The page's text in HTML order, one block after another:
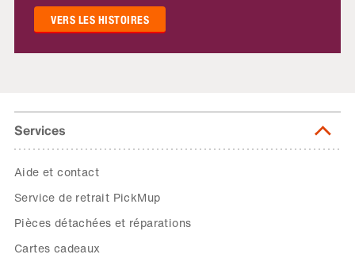
VERS LES HISTOIRES
Services
Aide et contact
Service de retrait PickMup
Pièces détachées et réparations
Cartes cadeaux